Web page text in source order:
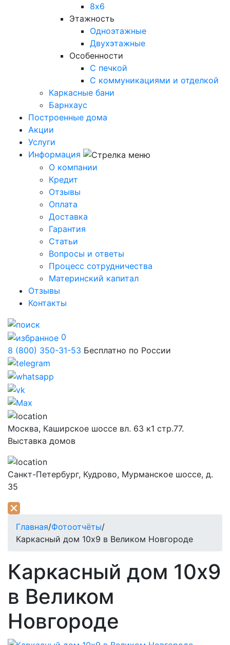
8х6
Этажность
Одноэтажные
Двухэтажные
Особенности
С печкой
С коммуникациями и отделкой
Каркасные бани
Барнхаус
Построенные дома
Акции
Услуги
Информация
О компании
Кредит
Отзывы
Оплата
Доставка
Гарантия
Статьи
Вопросы и ответы
Процесс сотрудничества
Материнский капитал
Отзывы
Контакты
0
8 (800) 350-31-53 Бесплатно по России
Москва, Каширское шоссе вл. 63 к1 стр.77.
Выставка домов
Санкт-Петербург, Кудрово, Мурманское шоссе, д.
35
Главная/Фотоотчёты/
Каркасный дом 10х9 в Великом Новгороде
Каркасный дом 10х9
в Великом
Новгороде